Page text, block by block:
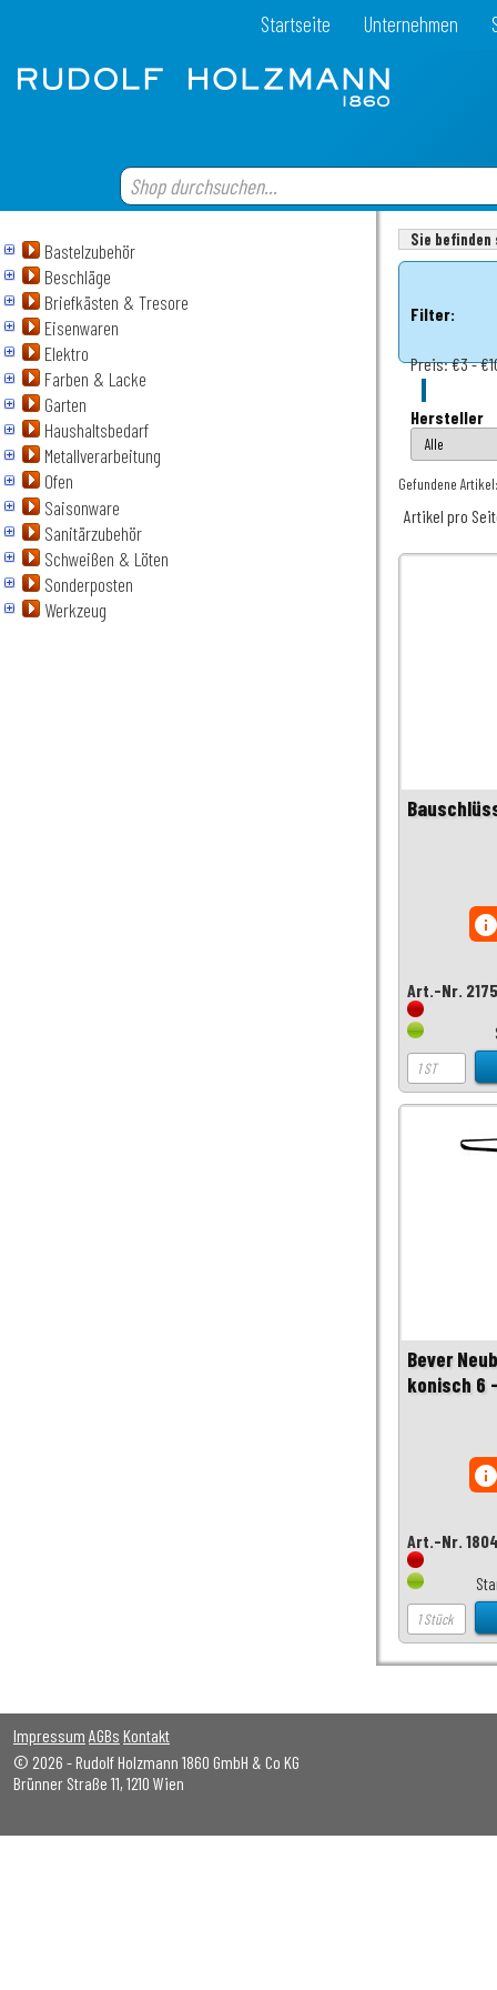
Startseite Unternehmen
Bastelzubehör
Beschläge
Briefkästen & Tresore
Eisenwaren
Elektro
Farben & Lacke
Garten
Haushaltsbedarf
Metallverarbeitung
Ofen
Saisonware
Sanitärzubehör
Schweißen & Löten
Sonderposten
Werkzeug
Sie
Filter:
Preis:€3 -
Hersteller
Gefundene
Artikel pro
Art.-Nr.
Bever
konisch 6
Art.-Nr.
Impressum AGBs Kontakt
© 2026 - Rudolf Holzmann 1860 GmbH & Co KG
Brünner Straße 11, 1210 Wien